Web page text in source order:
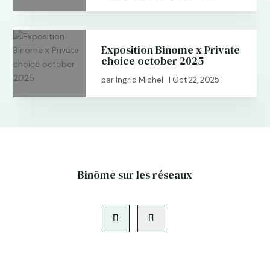
Exposition Binome x Private
choice october 2025
parIngrid Michel | Oct 22, 2025
Binōme sur les réseaux